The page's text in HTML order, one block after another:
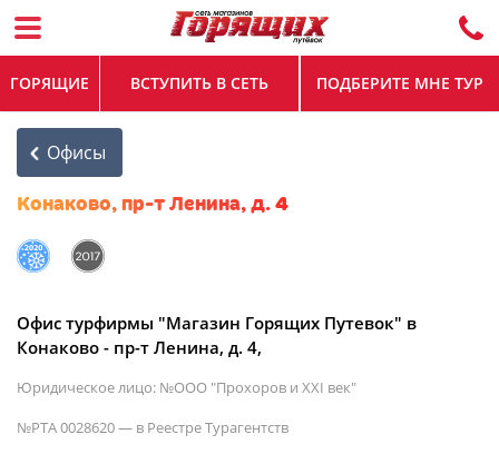
ГОРЯЩИЕ ВСТУПИТЬ В СЕТЬ ПОДБЕРИТЕ МНЕ ТУР
Офисы
Конаково, пр-т Ленина, д. 4
Офис турфирмы "Магазин Горящих Путевок" в
Конаково - пр-т Ленина, д. 4,
Юридическое лицо: №ООО "Прохоров и XXI век"
№РТА 0028620 — в Реестре Турагентств